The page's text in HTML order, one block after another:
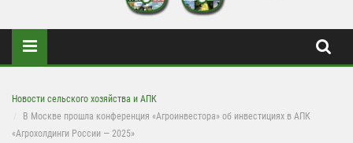
Новости сельского хозяйства и АПК
В Москве прошла конференция «Агроинвестора» об инвестициях в АПК
«Агрохолдинги России — 2025»